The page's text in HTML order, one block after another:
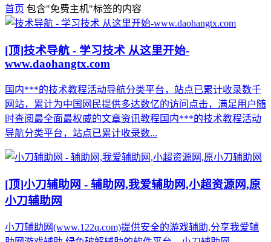
首页 包含"免费主机"标签的内容
[顶]技术导航 - 学习技术 从这里开始-
www.daohangtx.com
国内***的技术教程活动导航分类平台，站点已累计收录数千
网站，累计为中国网民提供多达数亿的访问点击，满足用户随
时查阅最全面最权威的文章资讯教程国内***的技术教程活动
导航分类平台，站点已累计收录数...
[顶]小刀辅助网 - 辅助网,我爱辅助网,小超资源网,原
小刀辅助网
小刀辅助网(www.122q.com)提供安全的游戏辅助,分享我爱辅